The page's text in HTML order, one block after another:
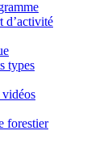
d’activité
types
forestier